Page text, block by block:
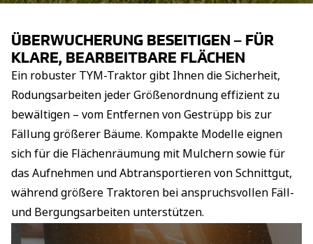
ÜBERWUCHERUNG BESEITIGEN – FÜR
KLARE, BEARBEITBARE FLÄCHEN
Ein robuster TYM-Traktor gibt Ihnen die Sicherheit,
Rodungsarbeiten jeder Größenordnung effizient zu
bewältigen – vom Entfernen von Gestrüpp bis zur
Fällung größerer Bäume. Kompakte Modelle eignen
sich für die Flächenräumung mit Mulchern sowie für
das Aufnehmen und Abtransportieren von Schnittgut,
während größere Traktoren bei anspruchsvollen Fäll-
und Bergungsarbeiten unterstützen.